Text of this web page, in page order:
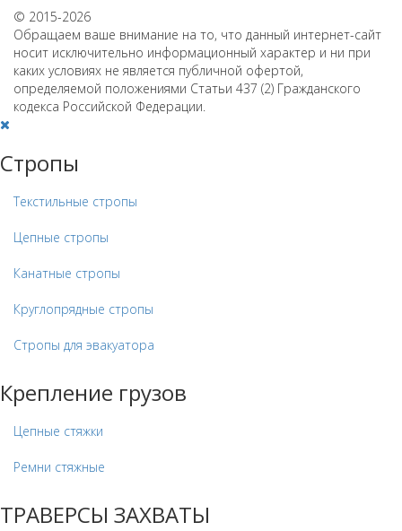
© 2015-2026
Обращаем ваше внимание на то, что данный интернет-сайт
носит исключительно информационный характер и ни при
каких условиях не является публичной офертой,
определяемой положениями Статьи 437 (2) Гражданского
кодекса Российской Федерации.
Стропы
Текстильные стропы
Цепные стропы
Канатные стропы
Круглопрядные стропы
Стропы для эвакуатора
Крепление грузов
Цепные стяжки
Ремни стяжные
ТРАВЕРСЫ ЗАХВАТЫ